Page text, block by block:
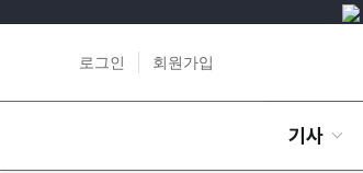
로그인 회원가입
기사